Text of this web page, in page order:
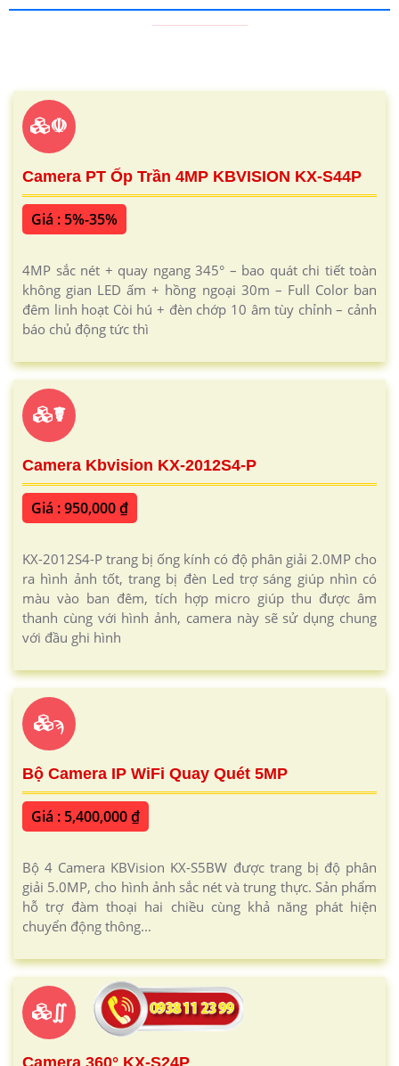
☫
Camera PT Ốp Trần 4MP KBVISION KX-S44P
Giá : 5%-35%
4MP sắc nét + quay ngang 345° – bao quát chi tiết toàn
không gian LED ấm + hồng ngoại 30m – Full Color ban
đêm linh hoạt Còi hú + đèn chớp 10 âm tùy chỉnh – cảnh
báo chủ động tức thì
☤
Camera Kbvision KX-2012S4-P
Giá : 950,000 ₫
KX-2012S4-P trang bị ống kính có độ phân giải 2.0MP cho
ra hình ảnh tốt, trang bị đèn Led trợ sáng giúp nhìn có
màu vào ban đêm, tích hợp micro giúp thu được âm
thanh cùng với hình ảnh, camera này sẽ sử dụng chung
với đầu ghi hình
ϡ
Bộ Camera IP WiFi Quay Quét 5MP
Giá : 5,400,000 ₫
Bộ 4 Camera KBVision KX-S5BW được trang bị độ phân
giải 5.0MP, cho hình ảnh sắc nét và trung thực. Sản phẩm
hỗ trợ đàm thoại hai chiều cùng khả năng phát hiện
chuyển động thông...
∬
Camera 360° KX-S24P